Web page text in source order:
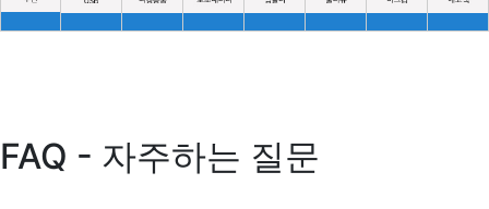
FAQ - 자주하는 질문